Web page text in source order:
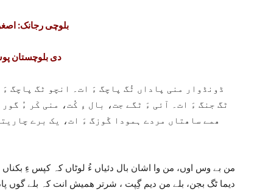
بلوچی رجانک:
دی بلوچستان
ڈونڈوار منی پاداں ٹُگ پاچگ ءَ ات۔ انچو ٹگ پاچگ
ٹگ جنگ ءَ ات۔ آئی ءَ ٹگے جت، بال ءِ کُت، منی کْر ءُ
ھمے ساھتاں مردے ہمودا گْوزگ ءَ ات، یک برے
دیما ٹگ بجن، بلے من دیم گِپت ، شرتر ھمیش انت کہ بلے گوں